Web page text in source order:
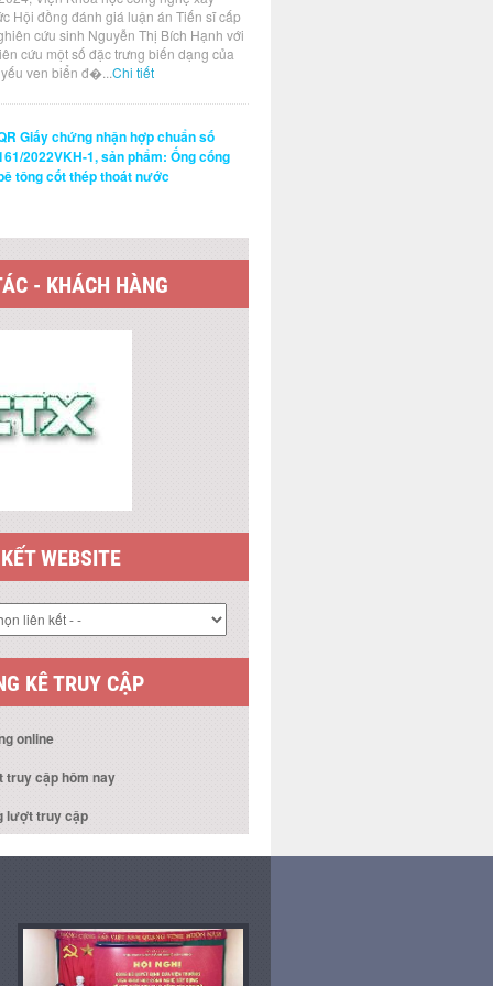
Hội đồng đánh giá luận án Tiến sĩ cấp
cứu sinh Nguyễn Thị Bích Hạnh với
cứu một số đặc trưng biến dạng của
ven biển đ�...Chi tiết
Giấy chứng nhận hợp chuẩn số
2022VKH-1, sản phẩm: Ống cống
tông cốt thép thoát nước
- KHÁCH HÀNG
WEBSITE
KÊ TRUY CẬP
online
truy cập hôm nay
lượt truy cập